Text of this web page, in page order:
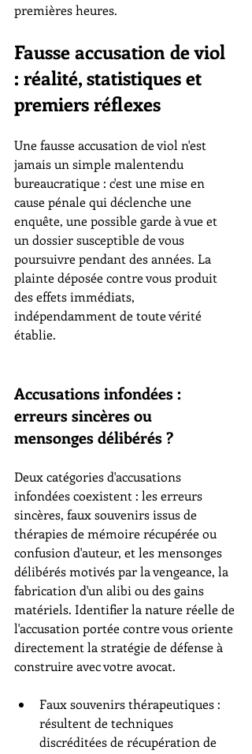
premières heures.
Fausse accusation de viol
: réalité, statistiques et
premiers réflexes
Une fausse accusation de viol n'est
jamais un simple malentendu
bureaucratique : c'est une mise en
cause pénale qui déclenche une
enquête, une possible garde à vue et
un dossier susceptible de vous
poursuivre pendant des années. La
plainte déposée contre vous produit
des effets immédiats,
indépendamment de toute vérité
établie.
Accusations infondées :
erreurs sincères ou
mensonges délibérés ?
Deux catégories d'accusations
infondées coexistent : les erreurs
sincères, faux souvenirs issus de
thérapies de mémoire récupérée ou
confusion d'auteur, et les mensonges
délibérés motivés par la vengeance, la
fabrication d'un alibi ou des gains
matériels. Identifier la nature réelle de
l'accusation portée contre vous oriente
directement la stratégie de défense à
construire avec votre avocat.
Faux souvenirs thérapeutiques :
résultent de techniques
discréditées de récupération de